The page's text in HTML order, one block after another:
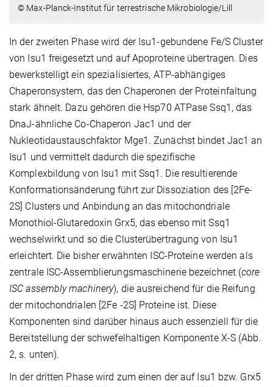
© Max-Planck-Institut für terrestrische Mikrobiologie/Lill
In der zweiten Phase wird der Isu1-gebundene Fe/S Cluster
von Isu1 freigesetzt und auf Apoproteine übertragen. Dies
bewerkstelligt ein spezialisiertes, ATP-abhängiges
Chaperonsystem, das den Chaperonen der Proteinfaltung
stark ähnelt. Dazu gehören die Hsp70 ATPase Ssq1, das
DnaJ-ähnliche Co-Chaperon Jac1 und der
Nukleotidaustauschfaktor Mge1. Zunächst bindet Jac1 an
Isu1 und vermittelt dadurch die spezifische
Komplexbildung von Isu1 mit Ssq1. Die resultierende
Konformationsänderung führt zur Dissoziation des [2Fe-
2S] Clusters und Anbindung an das mitochondriale
Monothiol-Glutaredoxin Grx5, das ebenso mit Ssq1
wechselwirkt und so die Clusterübertragung von Isu1
erleichtert. Die bisher erwähnten ISC-Proteine werden als
zentrale ISC-Assemblierungsmaschinerie bezeichnet (core
ISC assembly machinery), die ausreichend für die Reifung
der mitochondrialen [2Fe -2S] Proteine ist. Diese
Komponenten sind darüber hinaus auch essenziell für die
Bereitstellung der schwefelhaltigen Komponente X-S (Abb.
2, s. unten).
In der dritten Phase wird zum einen der auf Isu1 bzw. Grx5